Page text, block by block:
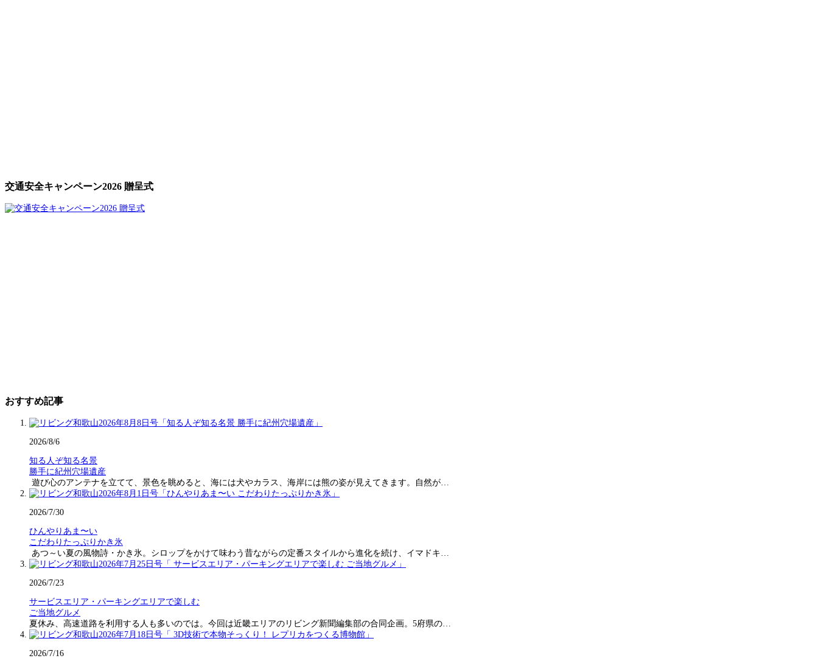
交通安全キャンペーン2026 贈呈式
おすすめ記事
2026/8/6
知る人ぞ知る名景
勝手に紀州穴場遺産
遊び心のアンテナを立てて、景色を眺めると、海には犬やカラス、海岸には熊の姿が見えてきます。自然が…
2026/7/30
ひんやりあま〜い
こだわりたっぷりかき氷
あつ～い夏の風物詩・かき氷。シロップをかけて味わう昔ながらの定番スタイルから進化を続け、イマドキ…
2026/7/23
サービスエリア・パーキングエリアで楽しむ
ご当地グルメ
夏休み、高速道路を利用する人も多いのでは。今回は近畿エリアのリビング新聞編集部の合同企画。5府県の…
2026/7/16